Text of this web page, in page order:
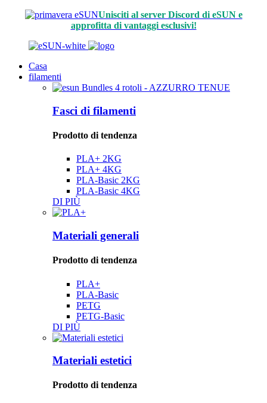
Unisciti al server Discord di eSUN e
approfitta di vantaggi esclusivi!
Casa
filamenti
Fasci di filamenti
Prodotto di tendenza
PLA+ 2KG
PLA+ 4KG
PLA-Basic 2KG
PLA-Basic 4KG
DI PIÙ
Materiali generali
Prodotto di tendenza
PLA+
PLA-Basic
PETG
PETG-Basic
DI PIÙ
Materiali estetici
Prodotto di tendenza